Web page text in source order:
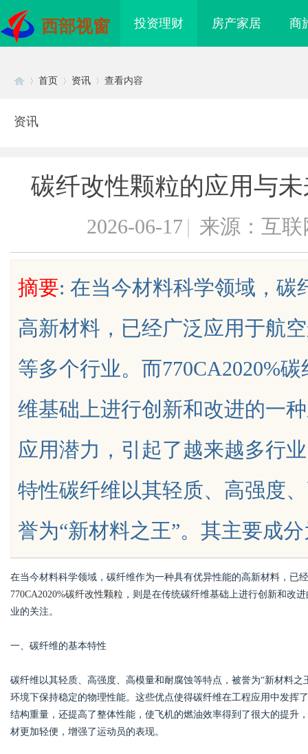
西部视窗 投资理财 房产家居 商
uz
首页 资讯 查看内容
资讯
碳纤改性颗粒的应用与
2026-06-17 | 来源：互联
摘要: 在当今材料科学领域，碳
高新材料，已经广泛应用于航
等多个行业。而770CA2020%
维基础上进行创新和改进的一
应用潜力，引起了越来越多行
特性碳纤维以其轻质、高强度
誉为“新材料之王”。其主要成
在当今材料科学领域，碳纤维作为一种具有优异性能的高新材料，已
770CA2020%碳纤改性颗粒 ，则是在传统碳纤维基础上进行创新和改
业的关注。
一、碳纤维的基本特性
碳纤维以其轻质、高强度、高模量和耐腐蚀等特点，被誉为“新材料
环境下保持稳定的物理性能。这些优点使得碳纤维在工程应用中发挥
结构重量，还提高了整体性能，使飞机的燃油效率得到了很大的提升
材更加轻便，增强了运动员的表现。